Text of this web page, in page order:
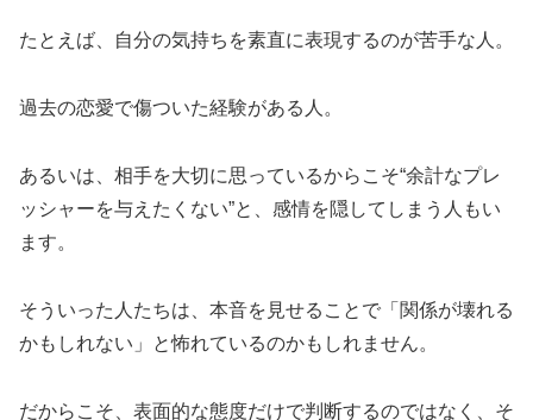
たとえば、自分の気持ちを素直に表現するのが苦手な人。
過去の恋愛で傷ついた経験がある人。
あるいは、相手を大切に思っているからこそ“余計なプレ
ッシャーを与えたくない”と、感情を隠してしまう人もい
ます。
そういった人たちは、本音を見せることで「関係が壊れる
かもしれない」と怖れているのかもしれません。
だからこそ、表面的な態度だけで判断するのではなく、そ